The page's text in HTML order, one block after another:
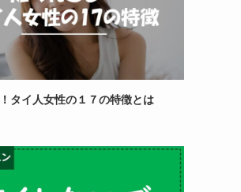
タイ人女性の１７の特徴とは